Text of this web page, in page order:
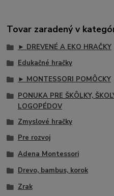
Tovar zaradený v
► DREVENÉ A EKO HRAČKY
Edukačné hračky
► MONTESSORI POMÔCKY
PONUKA PRE ŠKÔLKY,
LOGOPÉDOV
Zmyslové hračky
Pre rozvoj
Adena Montessori
Drevo, bambus, korok
Zrak